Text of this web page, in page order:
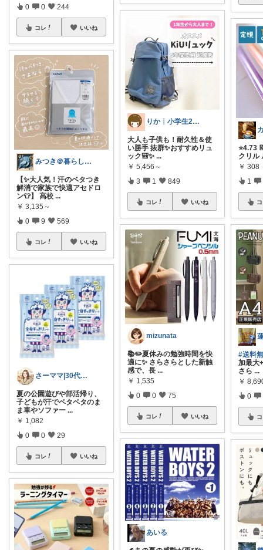
0 0 244
コレ いいね
みつき＠暮らしのお気に入り
【✨大人気！汗のベタつき
解消で家族で快適アセドロ
ン👕】 高校 ...
￥ 3,135～
0 9 569
コレ いいね
さーママ|30代小2女児ママ🎀
夏の公園遊びや部活帰り、
子どもが汗でベタベタのま
ま車やソファー ...
￥ 1,082
0 0 29
コレ いいね
りか┊小学生2人4人家族2LDK暮らし
大人も子供も！耐久性＆使
い勝手 抜群✨おすすめリュ
ック🎒✨...
￥ 5,456～
3 1 849
コレ いいね
mizunata
📚✏️夏休みの勉強時間を快
適に✨ さらさらとした新触
感で、長 ...
￥ 1,535
0 0 75
コレ いいね
あいる
⭐️4.73
クリル
￥ 308
1
#送料
加最大
さら ...
￥
0